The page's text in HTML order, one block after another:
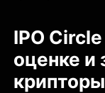
IPO
оценке и